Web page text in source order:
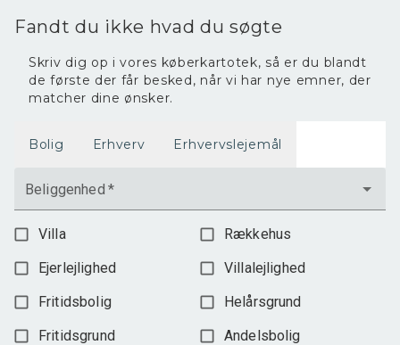
Fandt du ikke hvad du søgte
Skriv dig op i vores køberkartotek, så er du blandt
de første der får besked, når vi har nye emner, der
matcher dine ønsker.
Bolig Erhverv Erhvervslejemål
Beliggenhed *
Villa
Rækkehus
Ejerlejlighed
Villalejlighed
Fritidsbolig
Helårsgrund
Fritidsgrund
Andelsbolig